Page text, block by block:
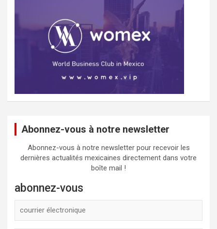
Abonnez-vous à notre newsletter
Abonnez-vous à notre newsletter pour recevoir les
dernières actualités mexicaines directement dans votre
boîte mail !
abonnez-vous